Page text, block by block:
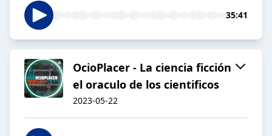
35:41
OcioPlacer - La ciencia ficción
el oraculo de los cientificos
2023-05-22